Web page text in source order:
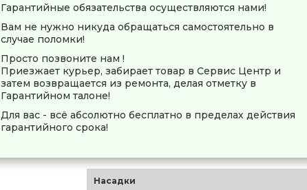
Максимальное время непрерывной работы
Материал корпуса
Функции и управление
Тип управления
Реверс
Количество скоростей
Насадки
Гарантийные обязательства осуществляются нами!
Вам не нужно никуда обращаться самостоятельно в
случае поломки!
Просто позвоните нам !
Приезжает курьер, забирает товар в Сервис Центр и
затем возвращается из ремонта, делая отметку в
Гарантийном талоне!
Для вас - всё абсолютно бесплатно в пределах действия
гарантийного срока!